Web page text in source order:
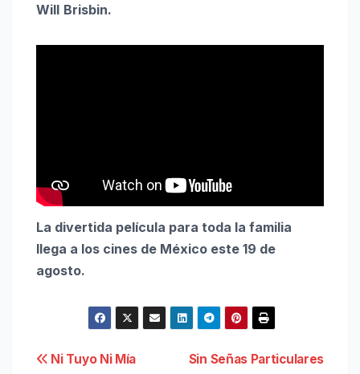
Will Brisbin.
La divertida película para toda la familia
llega a los cines de México este 19 de
agosto.
Navegación
Sin Señas Particulares
Ni Tuyo Ni Mía